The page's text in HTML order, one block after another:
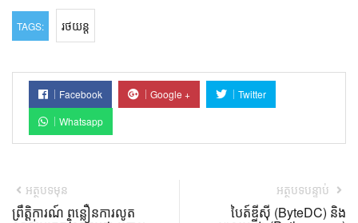
TAGS: រថយន្ត
Facebook Google +
Twitter
Whatsapp
អត្ថបទមុន
ព្រឹត្តិការណ៍ ពន្លឿនការលូត
អត្ថបទបន្ទាប់
បៃត៍ឌីស៊ី (ByteDC) និង